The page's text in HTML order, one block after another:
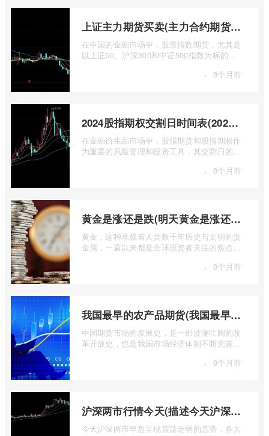
上证主力期货买卖(主力合约期货市场大盘)
在中国的金融市场中，股票指数期货，尤其是
以上证50、沪深300和中证500指数为标的的
· 8个月前
2024股指期权交割日时间表(2024股指期货交割日)
在金融衍生品市场中，股指期货和股指期权作
为重要的风险管理和投资工具，其交割日的设
· 8个月前
黄金是涨还是跌(明天黄金是涨还是跌)
黄金，这种承载着人类数千年历史与文明的贵
金属，一直以来都是全球投资者关注的焦点。
· 8个月前
我国最早的农产品期货(我国最早的农产品期货交易合约的品种是)
中国期货市场的发展史，是一部波澜壮阔的改
革开放史，也是我国市场经济体制不断完善的
· 8个月前
沪深两市行情今天(描述今天沪深两市早盘交易情况)
今天沪深两市早盘呈现震荡走弱的态势，各大